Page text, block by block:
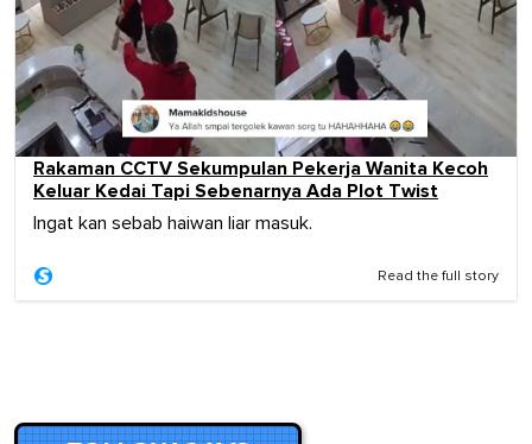
Rakaman CCTV Sekumpulan Pekerja Wanita Kecoh
Keluar Kedai Tapi Sebenarnya Ada Plot Twist
Ingat kan sebab haiwan liar masuk.
Read the full story